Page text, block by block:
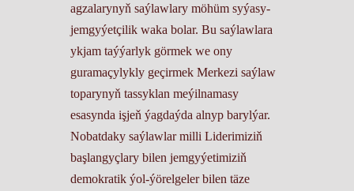
agzalarynyň saýlawlary möhüm syýasy-
jemgyýetçilik waka bolar. Bu saýlawlara
ykjam taýýarlyk görmek we ony
guramaçylykly geçirmek Merkezi saýlaw
toparynyň tassyklan meýilnamasy
esasynda işjeň ýagdaýda alnyp barylýar.
Nobatdaky saýlawlar milli Liderimiziň
başlangyçlary bilen jemgyýetimiziň
demokratik ýol-ýörelgeler bilen täze